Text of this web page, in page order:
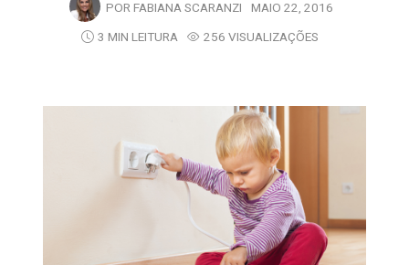
POR FABIANA SCARANZI MAIO 22, 2016
3 MIN LEITURA
256 VISUALIZAÇÕES